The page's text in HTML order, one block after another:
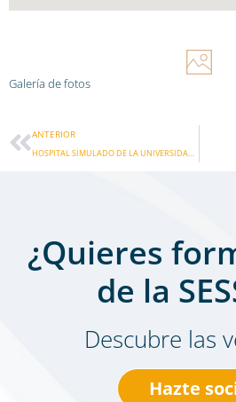
Galería de fotos
AntANTERIOR
¿Quieres
de la
Descubre las
Hazte